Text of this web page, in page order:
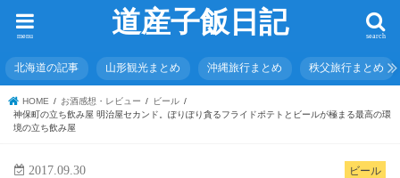
道産子飯日記 search
menu
北海道の記事 山形観光まとめ 沖縄旅行まとめ 秩父旅行まとめ
HOME お酒感想・レビュー
ビール
神保町の立ち飲み屋 明治屋セカンド。ぽりぽり貪るフライドポテトとビールが極まる最高の環
境の立ち飲み屋
ビール
2017.09.30